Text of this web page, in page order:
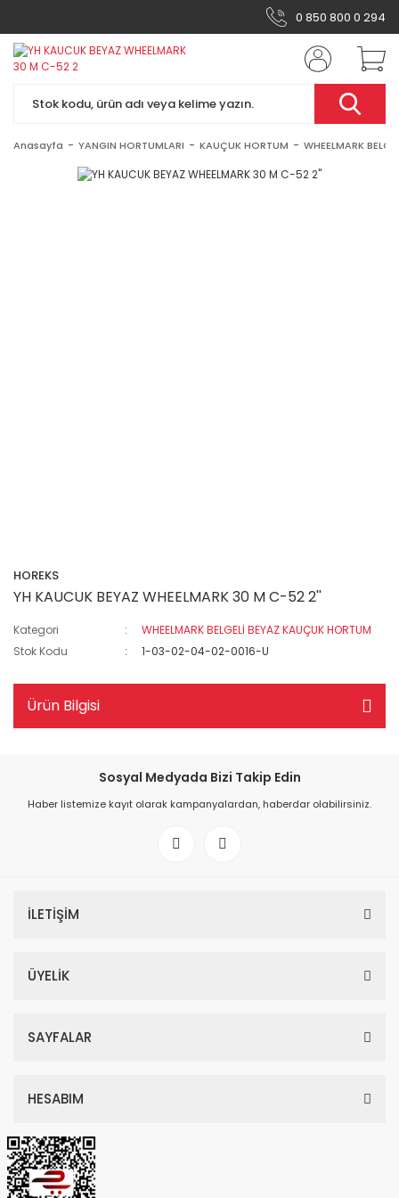
0 850 800 0 294
Anasayfa YANGIN HORTUMLARI KAUÇUK HORTUM WHEELMARK
HOREKS
YH KAUCUK BEYAZ WHEELMARK 30 M C-52 2''
Kategori
WHEELMARK BELGELİ BEYAZ KAUÇUK HORTUM
Stok Kodu
1-03-02-04-02-0016-U
Ürün Bilgisi
Sosyal Medyada Bizi Takip Edin
Haber listemize kayıt olarak kampanyalardan, haberdar olabilirsiniz.
İLETİŞİM
ÜYELİK
SAYFALAR
HESABIM